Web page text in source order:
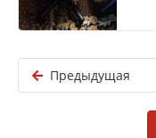
Предыдущая